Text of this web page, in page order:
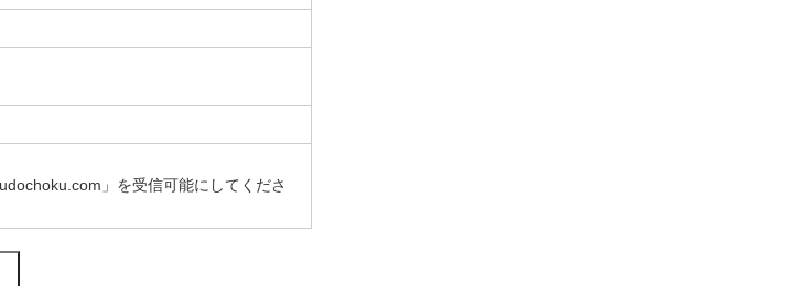
」を受信可能にしてくださ